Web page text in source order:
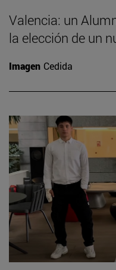
Valencia: un
la elección de un
Imagen Cedida